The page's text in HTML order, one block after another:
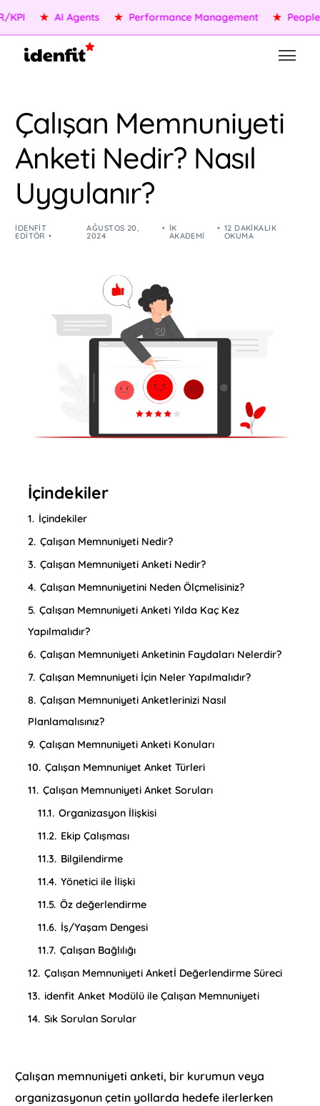
★ AI Agents ★ Performance Management ★ People
Çalışan Memnuniyeti
Anketi Nedir? Nasıl
Uygulanır?
IDENFIT
EDITÖR
AĞUSTOS 20,
2024
İK
AKADEMI
12 DAKIKALIK
OKUMA
İçindekiler
1. İçindekiler
2. Çalışan Memnuniyeti Nedir?
3. Çalışan Memnuniyeti Anketi Nedir?
4. Çalışan Memnuniyetini Neden Ölçmelisiniz?
5. Çalışan Memnuniyeti Anketi Yılda Kaç Kez
Yapılmalıdır?
6. Çalışan Memnuniyeti Anketinin Faydaları Nelerdir?
7. Çalışan Memnuniyeti İçin Neler Yapılmalıdır?
8. Çalışan Memnuniyeti Anketlerinizi Nasıl
Planlamalısınız?
9. Çalışan Memnuniyeti Anketi Konuları
10. Çalışan Memnuniyet Anket Türleri
11. Çalışan Memnuniyeti Anket Soruları
11.1. Organizasyon İlişkisi
11.2. Ekip Çalışması
11.3. Bilgilendirme
11.4. Yönetici ile İlişki
11.5. Öz değerlendirme
11.6. İş/Yaşam Dengesi
11.7. Çalışan Bağlılığı
12. Çalışan Memnuniyeti Anketİ Değerlendirme Süreci
13. idenfit Anket Modülü ile Çalışan Memnuniyeti
14. Sık Sorulan Sorular
Çalışan memnuniyeti anketi, bir kurumun veya
organizasyonun çetin yollarda hedefe ilerlerken